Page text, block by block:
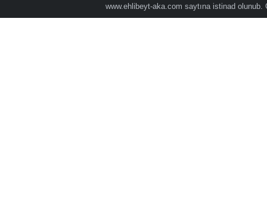
www.ehlibeyt-aka.com saytına istinad olunub.